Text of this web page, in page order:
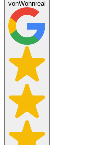
vonWohnreal